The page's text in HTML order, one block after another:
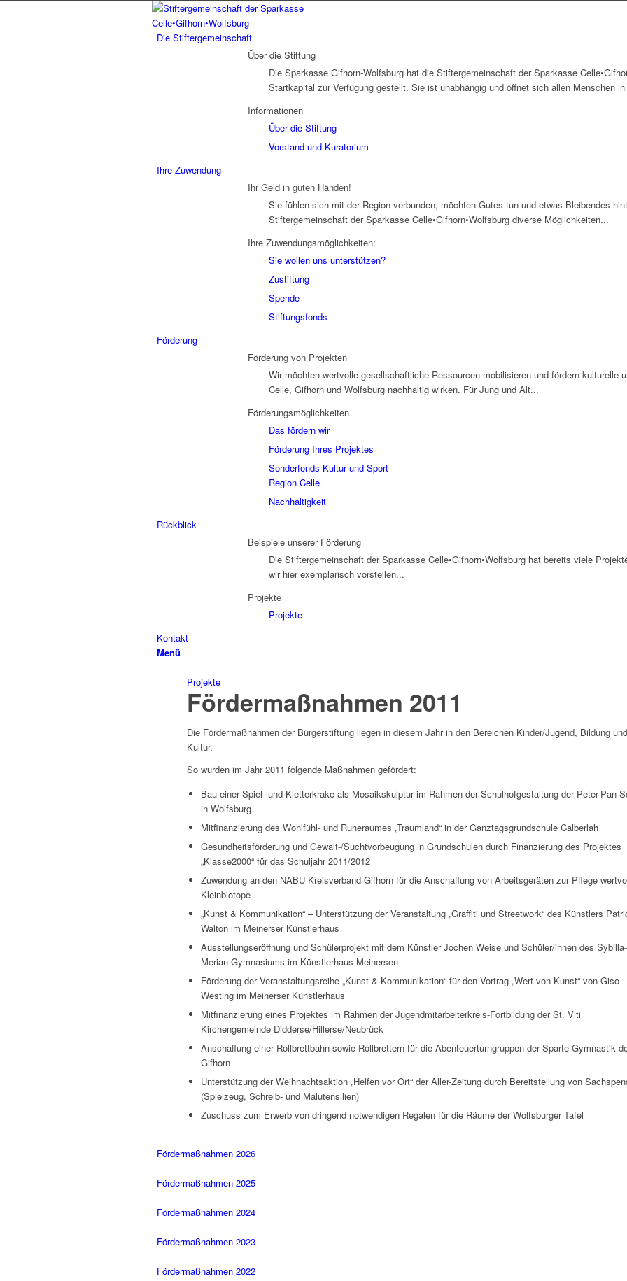
Die Stiftergemeinschaft
Über die Stiftung
Die Sparkasse Gifhorn-Wolfsburg hat die Stiftergemeinschaft der Sparkasse
Startkapital zur Verfügung gestellt. Sie ist unabhängig und öffnet sich allen Menschen
Informationen
Über die Stiftung
Vorstand und Kuratorium
Ihre Zuwendung
Ihr Geld in guten Händen!
Sie fühlen sich mit der Region verbunden, möchten Gutes tun und etwas Bleibendes
Stiftergemeinschaft der Sparkasse Celle•Gifhorn•Wolfsburg diverse Möglichkeiten...
Ihre Zuwendungsmöglichkeiten:
Sie wollen uns unterstützen?
Zustiftung
Spende
Stiftungsfonds
Förderung
Förderung von Projekten
Wir möchten wertvolle gesellschaftliche Ressourcen mobilisieren und fördern kulturelle
Celle, Gifhorn und Wolfsburg nachhaltig wirken. Für Jung und Alt...
Förderungsmöglichkeiten
Das fördern wir
Förderung Ihres Projektes
Sonderfonds Kultur und Sport
Region Celle
Nachhaltigkeit
Rückblick
Beispiele unserer Förderung
Die Stiftergemeinschaft der Sparkasse Celle•Gifhorn•Wolfsburg hat bereits viele
wir hier exemplarisch vorstellen...
Projekte
Projekte
Kontakt
Menü
Projekte
Fördermaßnahmen 2011
Die Fördermaßnahmen der Bürgerstiftung liegen in diesem Jahr in den Bereichen Kinder/Jugend, Bildung und
Kultur.
So wurden im Jahr 2011 folgende Maßnahmen gefördert:
Bau einerSpiel- und Kletterkrake als Mosaikskulpturim Rahmen der Schulhofgestaltung der Peter-Pan-
in Wolfsburg
Mitfinanzierung des Wohlfühl- und Ruheraumes „Traumland“ in derGanztagsgrundschule Calberlah
Gesundheitsförderung und Gewalt-/Suchtvorbeugung in Grundschulen durch Finanzierung des Projektes
„Klasse2000“ für das Schuljahr 2011/2012
Zuwendung an den NABU Kreisverband Gifhorn für die Anschaffung von Arbeitsgeräten zur Pflege
Kleinbiotope
„Kunst & Kommunikation“ – Unterstützung der Veranstaltung „Graffiti und Streetwork“ des Künstlers
Walton im Meinerser Künstlerhaus
Ausstellungseröffnung und Schülerprojekt mit dem Künstler Jochen Weise und Schüler/innen des Sybilla-
Merian-Gymnasiums im Künstlerhaus Meinersen
Förderung der Veranstaltungsreihe „Kunst & Kommunikation“ für den Vortrag „Wert von Kunst“ von Giso
Westing im Meinerser Künstlerhaus
Mitfinanzierung eines Projektes im Rahmen derJugendmitarbeiterkreis-Fortbildung derSt. Viti
Kirchengemeinde Didderse/Hillerse/Neubrück
Anschaffung einer Rollbrettbahn sowie Rollbrettern für die Abenteuerturngruppen der Sparte Gymnastik
Gifhorn
Unterstützung der Weihnachtsaktion „Helfen vor Ort“ der Aller-Zeitung durch Bereitstellung von
(Spielzeug, Schreib- und Malutensilien)
Zuschuss zum Erwerb von dringend notwendigen Regalen für die Räume derWolfsburger Tafel
Fördermaßnahmen 2026
Fördermaßnahmen 2025
Fördermaßnahmen 2024
Fördermaßnahmen 2023
Fördermaßnahmen 2022